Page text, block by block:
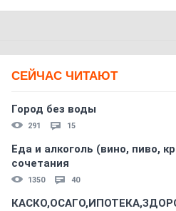
СЕЙЧАС ЧИТАЮТ
Город без воды
291 15
Еда и алкоголь (вино, пиво,
сочетания
1350 40